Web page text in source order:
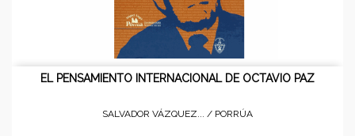
EL PENSAMIENTO INTERNACIONAL DE OCTAVIO PAZ
SALVADOR VÁZQUEZ... / PORRÚA